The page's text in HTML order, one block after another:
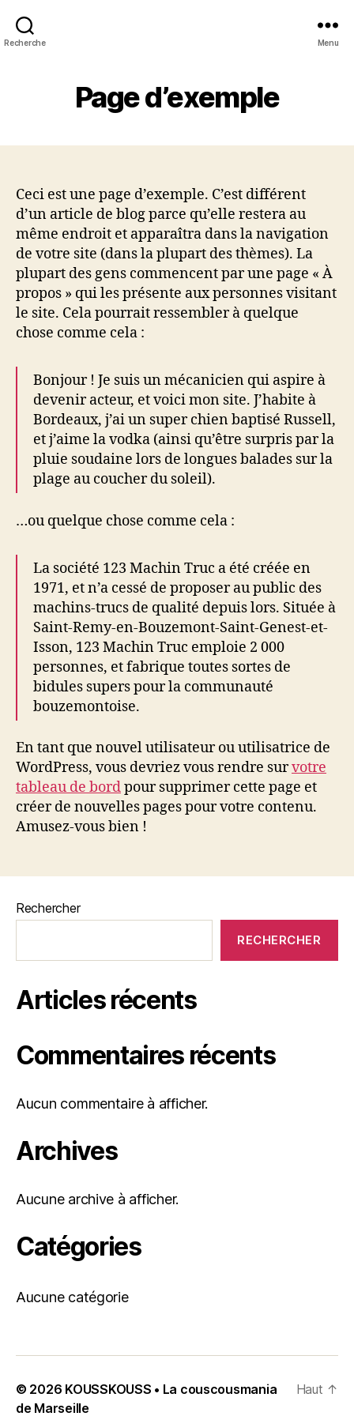
Recherche
couscousmania
de
Menu
Page d’exemple
Ceci est une page d’exemple. C’est différent
d’un article de blog parce qu’elle restera au
même endroit et apparaîtra dans la navigation
de votre site (dans la plupart des thèmes). La
plupart des gens commencent par une page « À
propos » qui les présente aux personnes visitant
le site. Cela pourrait ressembler à quelque
chose comme cela :
Bonjour ! Je suis un mécanicien qui aspire à
devenir acteur, et voici mon site. J’habite à
Bordeaux, j’ai un super chien baptisé Russell,
et j’aime la vodka (ainsi qu’être surpris par la
pluie soudaine lors de longues balades sur la
plage au coucher du soleil).
…ou quelque chose comme cela :
La société 123 Machin Truc a été créée en
1971, et n’a cessé de proposer au public des
machins-trucs de qualité depuis lors. Située à
Saint-Remy-en-Bouzemont-Saint-Genest-et-
Isson, 123 Machin Truc emploie 2 000
personnes, et fabrique toutes sortes de
bidules supers pour la communauté
bouzemontoise.
En tant que nouvel utilisateur ou utilisatrice de
WordPress, vous devriez vous rendre survotre
tableau de bordpour supprimer cette page et
créer de nouvelles pages pour votre contenu.
Amusez-vous bien !
Rechercher
RECHERCHER
Articles récents
Commentaires récents
Aucun commentaire à afficher.
Archives
Aucune archive à afficher.
Catégories
Aucune catégorie
© 2026 KOUSSKOUSS • La couscousmania
de Marseille
Haut ↑